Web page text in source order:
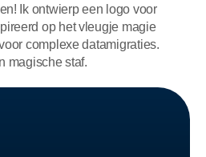
Ik ontwierp een logo voor
op het vleugje magie
complexe datamigraties.
magische staf.